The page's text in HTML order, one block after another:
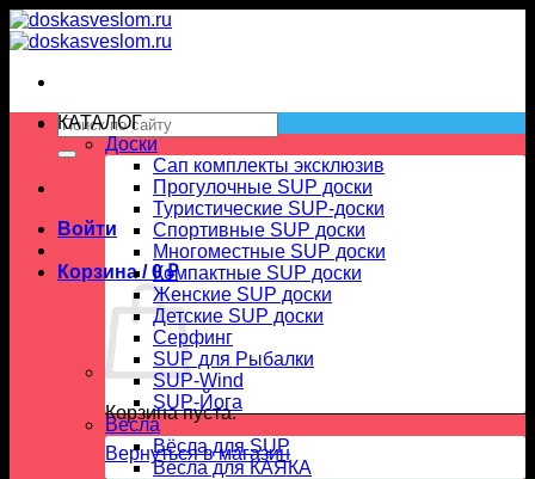
Skip
to
Искать:
Войти
Корзина /0₽
Корзина пуста.
Вернуться в магазин
КАТАЛОГ
Доски
Сап комплекты эксклюзив
Прогулочные SUP доски
Туристические SUP-доски
Спортивные SUP доски
Многоместные SUP доски
Компактные SUP доски
Женские SUP доски
Детские SUP доски
Серфинг
SUP для Рыбалки
SUP-Wind
SUP-Йога
Вёсла
Вёсла для SUP
Весла для КАЯКА